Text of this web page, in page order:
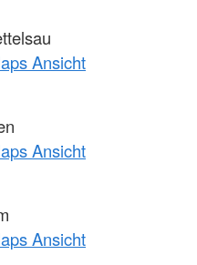
Ansicht
Ansicht
Ansicht